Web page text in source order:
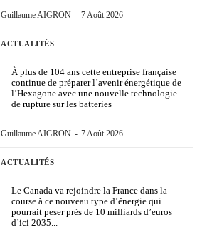
Guillaume AIGRON - 7 Août 2026
ACTUALITÉS
À plus de 104 ans cette entreprise française
continue de préparer l’avenir énergétique de
l’Hexagone avec une nouvelle technologie
de rupture sur les batteries
Guillaume AIGRON - 7 Août 2026
ACTUALITÉS
Le Canada va rejoindre la France dans la
course à ce nouveau type d’énergie qui
pourrait peser près de 10 milliards d’euros
d’ici 2035...